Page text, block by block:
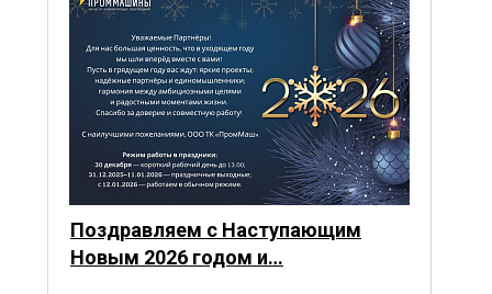
Поздравляем с Наступающим
Новым 2026 годом и…